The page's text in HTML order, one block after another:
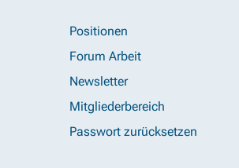
Positionen
Forum Arbeit
Newsletter
Mitgliederbereich
Passwort zurücksetzen